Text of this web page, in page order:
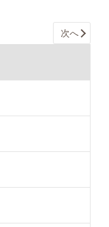
次へ